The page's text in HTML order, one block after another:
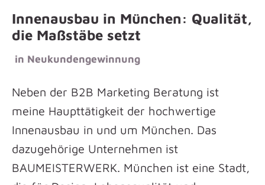
Innenausbau in München: Qualität,
die Maßstäbe setzt
in Neukundengewinnung
Neben der B2B Marketing Beratung ist
meine Haupttätigkeit der hochwertige
Innenausbau in und um München. Das
dazugehörige Unternehmen ist
BAUMEISTERWERK. München ist eine Stadt,